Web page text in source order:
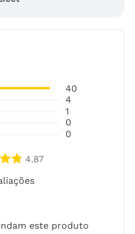
40
4
1
0
0
4.87
este produto